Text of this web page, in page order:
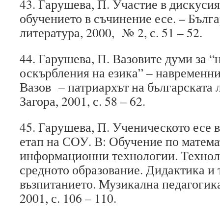
43. Гарушева, П. Участие в
обучението в съчинение есе. –
литература, 2000, № 2, с. 51 – 52.
44. Гарушева, П. Вазовите думи за
оскърбления на езика” –
Вазов – патриархът на българската
Загора, 2001, с. 58 – 62.
45. Гарушева, П. Ученическото есе
етап на СОУ. В: Обучение по
информационни технологии.
средното образование. Дидактика и
възпитанието. Музикална
2001, с. 106 – 110.